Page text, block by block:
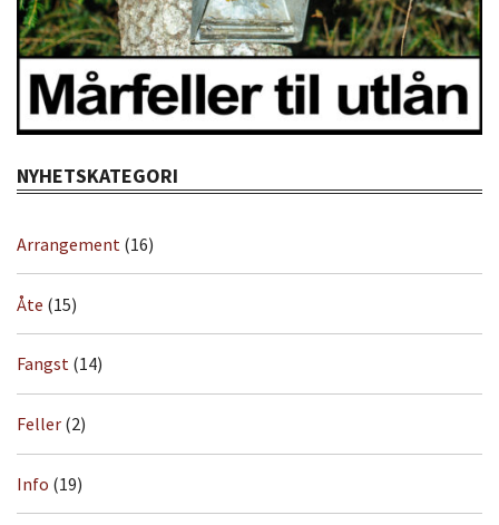
NYHETSKATEGORI
Arrangement (16)
Åte (15)
Fangst (14)
Feller (2)
Info (19)